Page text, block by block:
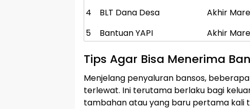
4 BLT Dana Desa Akhir
5
Bantuan YAPI Akhir
Tips Agar Bisa Menerima
Menjelang penyaluran bansos,
terlewat. Ini terutama berlaku bagi
tambahan atau yang baru pertama kali